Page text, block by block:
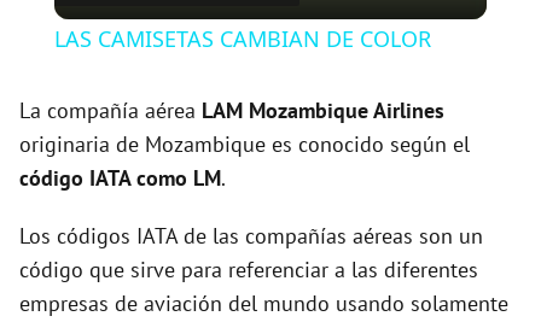
i
d
o
LAS CAMISETAS CAMBIAN DE COLOR
La compañía aérea LAM Mozambique Airlines
originaria de Mozambique es conocido según el
código IATA como LM.
Los códigos IATA de las compañías aéreas son un
código que sirve para referenciar a las diferentes
empresas de aviación del mundo usando solamente